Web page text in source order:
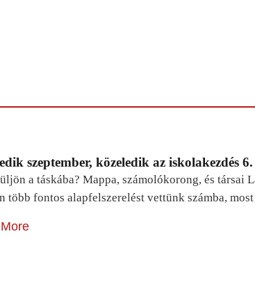
szeptember, közeledik az iskolakezdés 6.
a táskába? Mappa, számolókorong, és társai
több fontos alapfelszerelést vettünk számba,